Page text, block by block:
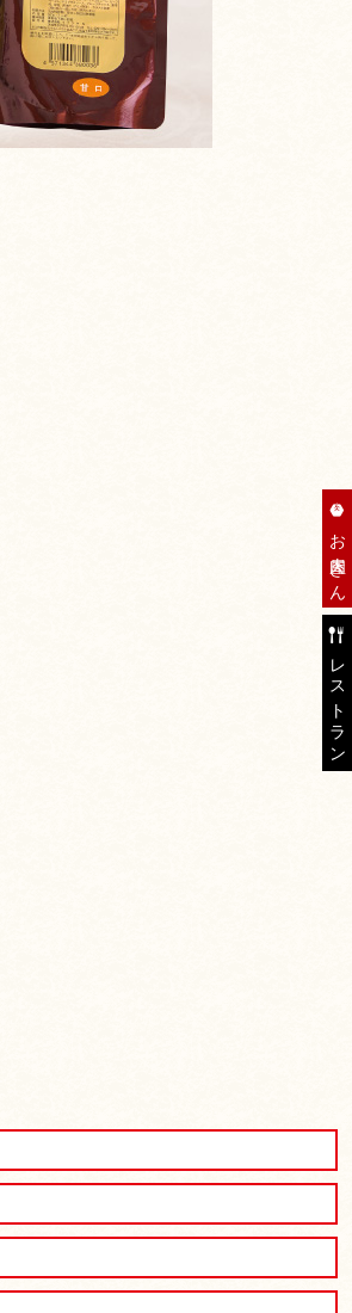
お肉屋さん
レストラン